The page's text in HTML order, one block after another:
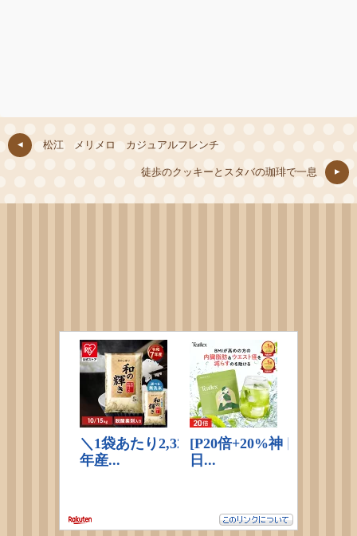
松江 メリメロ カジュアルフレンチ
徒歩のクッキーとスタバの珈琲で一息